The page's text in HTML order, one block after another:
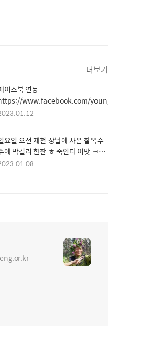
더보기
이스북 연동
www.facebook.com/young.park.5243/
요일 오전 제천 장날에 사온 찰옥수
에 막걸리 한잔 ㅎ 죽인다 이맛 ㅋ
산원초꽃이
-